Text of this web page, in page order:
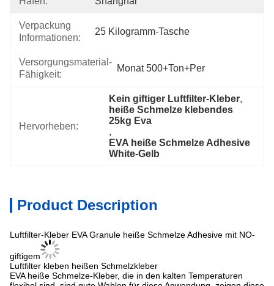
Verpackung
Informationen:
25 Kilogramm-Tasche
Versorgungsmaterial-
Fähigkeit:
Monat 500+Ton+per
Hervorheben:
Kein giftiger Luftfilter-Kleber,
heiße Schmelze klebendes
25kg Eva
,
EVA heiße Schmelze Adhesive
White-Gelb
Product Description
Luftfilter-Kleber EVA Granule heiße Schmelze Adhesive mit NO-
giftigem
Luftfilter kleben heißen Schmelzkleber
EVA heiße Schmelze-Kleber, die in den kalten Temperaturen